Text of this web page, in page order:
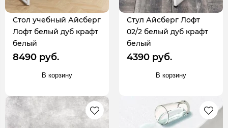
Стол учебный Айсберг
Лофт белый дуб крафт
белый
8490 руб.
В корзину
Стул Айсберг Лофт
02/2 белый дуб крафт
белый
4390 руб.
В корзину